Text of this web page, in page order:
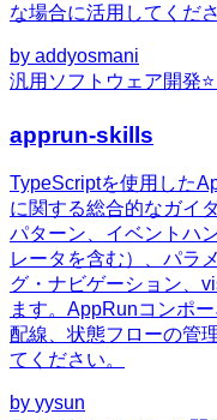
な場合に活用してくださ
by addyosmani
汎用 ソフトウェア開発
apprun-skills
TypeScriptを使用した
に関する総合的なガイ
パターン、イベントハ
レータを含む）、パラ
グ・ナビゲーション、
ます。AppRunコンポ
配線、状態フローの管
てください。
by yysun